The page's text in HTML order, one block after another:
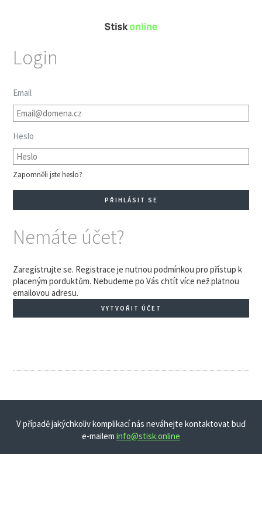
Login
Email
Heslo
Zapomněli jste heslo?
Nemáte účet?
Zaregistrujte se. Registrace je nutnou podmínkou pro přístup k
placeným porduktům. Nebudeme po Vás chtít více než platnou
emailovou adresu.
VYTVOŘIT ÚČET
V případě jakýchkoliv komplikací nás neváhejte kontaktovat buď
e-mailem info@stisk.online